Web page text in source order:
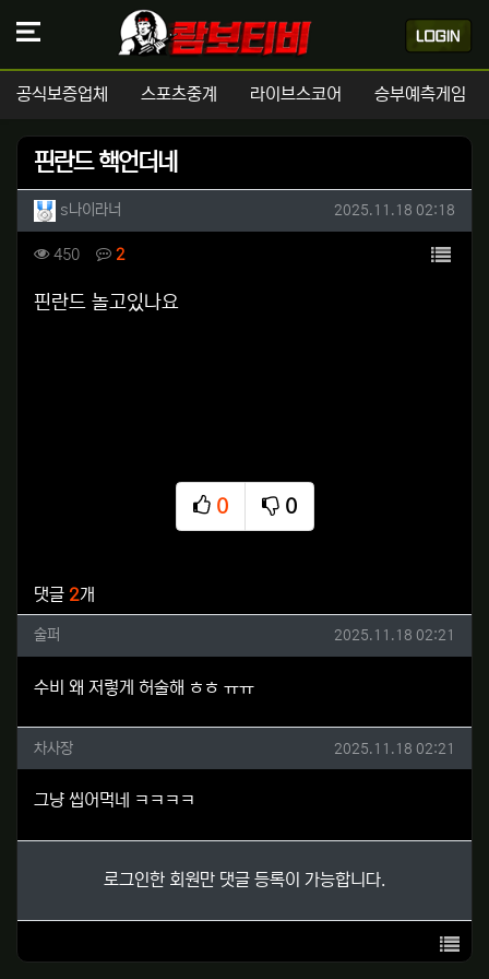
공식보증업체 스포츠중계 라이브스코어 승부예측게임
핀란드 핵언더네
작성자 정보
s나이라너 작성일
2025.11.18 02:18
컨텐츠 정보
450조회 2댓글 목록
본문
핀란드 놀고있나요
0
추천
0
비추천
댓글 2개
술퍼님의 댓글
술퍼 작성일
2025.11.18 02:21
수비 왜 저렇게 허술해 ㅎㅎ ㅠㅠ
차사장님의 댓글
차사장 작성일
2025.11.18 02:21
그냥 씹어먹네 ㅋㅋㅋㅋ
로그인한 회원만 댓글 등록이 가능합니다.
목록